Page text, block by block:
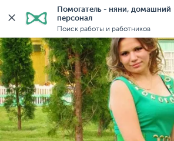
Помогатель - няни, домашний
персонал
Поиск работы и работников
Главная Домработницы